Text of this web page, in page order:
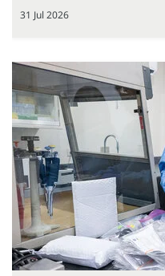
31 Jul 2026